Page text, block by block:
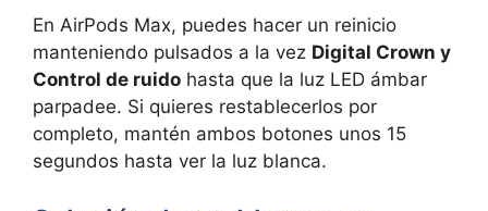
En AirPods Max, puedes hacer un reinicio
manteniendo pulsados a la vez Digital Crown y
Control de ruido hasta que la luz LED ámbar
parpadee. Si quieres restablecerlos por
completo, mantén ambos botones unos 15
segundos hasta ver la luz blanca.